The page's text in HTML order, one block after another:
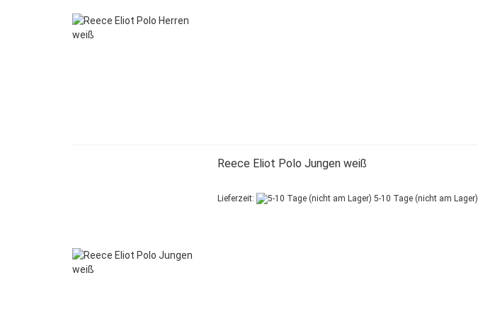
Reece Eliot Polo Jungen weiß
Lieferzeit: 5-10 Tage (nicht am Lager)